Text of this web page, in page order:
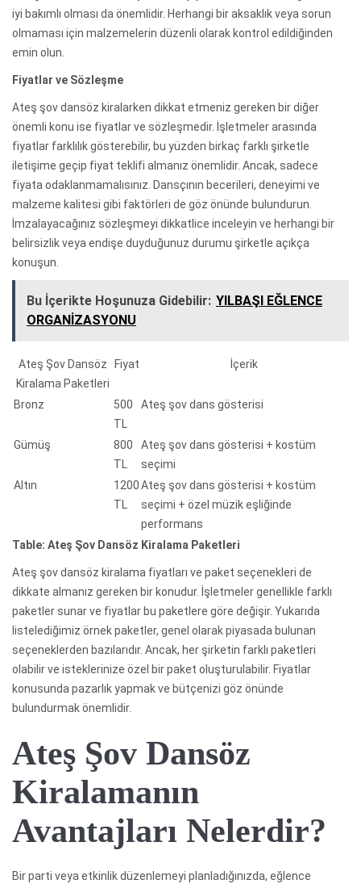
iyi bakımlı olması da önemlidir. Herhangi bir aksaklık veya sorun
olmaması için malzemelerin düzenli olarak kontrol edildiğinden
emin olun.
Fiyatlar ve Sözleşme
Ateş şov dansöz kiralarken dikkat etmeniz gereken bir diğer
önemli konu ise fiyatlar ve sözleşmedir. İşletmeler arasında
fiyatlar farklılık gösterebilir, bu yüzden birkaç farklı şirketle
iletişime geçip fiyat teklifi almanız önemlidir. Ancak, sadece
fiyata odaklanmamalısınız. Dansçının becerileri, deneyimi ve
malzeme kalitesi gibi faktörleri de göz önünde bulundurun.
İmzalayacağınız sözleşmeyi dikkatlice inceleyin ve herhangi bir
belirsizlik veya endişe duyduğunuz durumu şirketle açıkça
konuşun.
Bu İçerikte Hoşunuza Gidebilir: YILBAŞI EĞLENCE
ORGANİZASYONU
Ateş Şov Dansöz
Kiralama Paketleri
Fiyat İçerik
Bronz
500
TL
Ateş şov dans gösterisi
Gümüş
800
TL
Ateş şov dans gösterisi + kostüm
seçimi
Altın
1200
TL
Ateş şov dans gösterisi + kostüm
seçimi + özel müzik eşliğinde
performans
Table: Ateş Şov Dansöz Kiralama Paketleri
Ateş şov dansöz kiralama fiyatları ve paket seçenekleri de
dikkate almanız gereken bir konudur. İşletmeler genellikle farklı
paketler sunar ve fiyatlar bu paketlere göre değişir. Yukarıda
listelediğimiz örnek paketler, genel olarak piyasada bulunan
seçeneklerden bazılarıdır. Ancak, her şirketin farklı paketleri
olabilir ve isteklerinize özel bir paket oluşturulabilir. Fiyatlar
konusunda pazarlık yapmak ve bütçenizi göz önünde
bulundurmak önemlidir.
Ateş Şov Dansöz
Kiralamanın
Avantajları Nelerdir?
Bir parti veya etkinlik düzenlemeyi planladığınızda, eğlence